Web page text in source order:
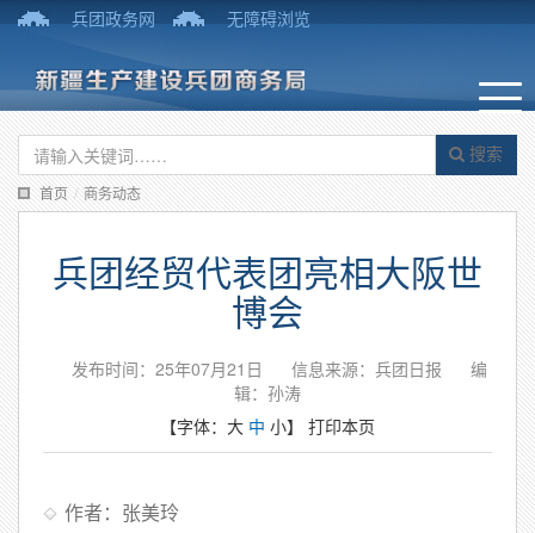
兵团政务网 无障碍浏览
搜索
首页 / 商务动态
兵团经贸代表团亮相大阪世
博会
发布时间：25年07月21日 信息来源：兵团日报
编
辑：孙涛
【字体： 大 中 小】 打印本页
作者：张美玲